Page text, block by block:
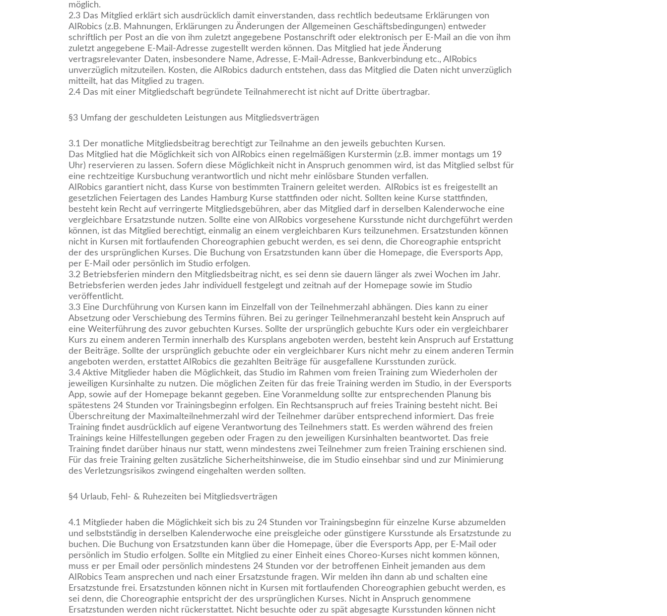
möglich.
2.3 Das Mitglied erklärt sich ausdrücklich damit einverstanden, dass rechtlich bedeutsame Erklärungen von
AIRobics (z.B. Mahnungen, Erklärungen zu Änderungen der Allgemeinen Geschäftsbedingungen) entweder
schriftlich per Post an die von ihm zuletzt angegebene Postanschrift oder elektronisch per E-Mail an die von ihm
zuletzt angegebene E-Mail-Adresse zugestellt werden können. Das Mitglied hat jede Änderung
vertragsrelevanter Daten, insbesondere Name, Adresse, E-Mail-Adresse, Bankverbindung etc., AIRobics
unverzüglich mitzuteilen. Kosten, die AIRobics dadurch entstehen, dass das Mitglied die Daten nicht unverzüglich
mitteilt, hat das Mitglied zu tragen.
2.4 Das mit einer Mitgliedschaft begründete Teilnahmerecht ist nicht auf Dritte übertragbar.
§3 Umfang der geschuldeten Leistungen aus Mitgliedsverträgen
3.1 Der monatliche Mitgliedsbeitrag berechtigt zur Teilnahme an den jeweils gebuchten Kursen.
Das Mitglied hat die Möglichkeit sich von AIRobics einen regelmäßigen Kurstermin (z.B. immer montags um 19
Uhr) reservieren zu lassen. Sofern diese Möglichkeit nicht in Anspruch genommen wird, ist das Mitglied selbst für
eine rechtzeitige Kursbuchung verantwortlich und nicht mehr einlösbare Stunden verfallen.
AIRobics garantiert nicht, dass Kurse von bestimmten Trainern geleitet werden. AIRobics ist es freigestellt an
gesetzlichen Feiertagen des Landes Hamburg Kurse stattfinden oder nicht. Sollten keine Kurse stattfinden,
besteht kein Recht auf verringerte Mitgliedsgebühren, aber das Mitglied darf in derselben Kalenderwoche eine
vergleichbare Ersatzstunde nutzen. Sollte eine von AIRobics vorgesehene Kursstunde nicht durchgeführt werden
können, ist das Mitglied berechtigt, einmalig an einem vergleichbaren Kurs teilzunehmen. Ersatzstunden können
nicht in Kursen mit fortlaufenden Choreographien gebucht werden, es sei denn, die Choreographie entspricht
der des ursprünglichen Kurses. Die Buchung von Ersatzstunden kann über die Homepage, die Eversports App,
per E-Mail oder persönlich im Studio erfolgen.
3.2 Betriebsferien mindern den Mitgliedsbeitrag nicht, es sei denn sie dauern länger als zwei Wochen im Jahr.
Betriebsferien werden jedes Jahr individuell festgelegt und zeitnah auf der Homepage sowie im Studio
veröffentlicht.
3.3 Eine Durchführung von Kursen kann im Einzelfall von der Teilnehmerzahl abhängen. Dies kann zu einer
Absetzung oder Verschiebung des Termins führen. Bei zu geringer Teilnehmeranzahl besteht kein Anspruch auf
eine Weiterführung des zuvor gebuchten Kurses. Sollte der ursprünglich gebuchte Kurs oder ein vergleichbarer
Kurs zu einem anderen Termin innerhalb des Kursplans angeboten werden, besteht kein Anspruch auf Erstattung
der Beiträge. Sollte der ursprünglich gebuchte oder ein vergleichbarer Kurs nicht mehr zu einem anderen Termin
angeboten werden, erstattet AIRobics die gezahlten Beiträge für ausgefallene Kursstunden zurück.
3.4 Aktive Mitglieder haben die Möglichkeit, das Studio im Rahmen vom freien Training zum Wiederholen der
jeweiligen Kursinhalte zu nutzen. Die möglichen Zeiten für das freie Training werden im Studio, in der Eversports
App, sowie auf der Homepage bekannt gegeben. Eine Voranmeldung sollte zur entsprechenden Planung bis
spätestens 24 Stunden vor Trainingsbeginn erfolgen. Ein Rechtsanspruch auf freies Training besteht nicht. Bei
Überschreitung der Maximalteilnehmerzahl wird der Teilnehmer darüber entsprechend informiert. Das freie
Training findet ausdrücklich auf eigene Verantwortung des Teilnehmers statt. Es werden während des freien
Trainings keine Hilfestellungen gegeben oder Fragen zu den jeweiligen Kursinhalten beantwortet. Das freie
Training findet darüber hinaus nur statt, wenn mindestens zwei Teilnehmer zum freien Training erschienen sind.
Für das freie Training gelten zusätzliche Sicherheitshinweise, die im Studio einsehbar sind und zur Minimierung
des Verletzungsrisikos zwingend eingehalten werden sollten.
§4 Urlaub, Fehl- & Ruhezeiten bei Mitgliedsverträgen
4.1 Mitglieder haben die Möglichkeit sich bis zu 24 Stunden vor Trainingsbeginn für einzelne Kurse abzumelden
und selbstständig in derselben Kalenderwoche eine preisgleiche oder günstigere Kursstunde als Ersatzstunde zu
buchen. Die Buchung von Ersatzstunden kann über die Homepage, über die Eversports App, per E-Mail oder
persönlich im Studio erfolgen. Sollte ein Mitglied zu einer Einheit eines Choreo-Kurses nicht kommen können,
muss er per Email oder persönlich mindestens 24 Stunden vor der betroffenen Einheit jemanden aus dem
AIRobics Team ansprechen und nach einer Ersatzstunde fragen. Wir melden ihn dann ab und schalten eine
Ersatzstunde frei. Ersatzstunden können nicht in Kursen mit fortlaufenden Choreographien gebucht werden, es
sei denn, die Choreographie entspricht der des ursprünglichen Kurses. Nicht in Anspruch genommene
Ersatzstunden werden nicht rückerstattet. Nicht besuchte oder zu spät abgesagte Kursstunden können nicht